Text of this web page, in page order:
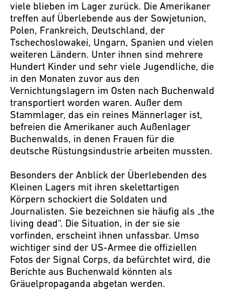
viele blieben im Lager zurück. Die Amerikaner
treffen auf Überlebende aus der Sowjetunion,
Polen, Frankreich, Deutschland, der
Tschechoslowakei, Ungarn, Spanien und vielen
weiteren Ländern. Unter ihnen sind mehrere
Hundert Kinder und sehr viele Jugendliche, die
in den Monaten zuvor aus den
Vernichtungslagern im Osten nach Buchenwald
transportiert worden waren. Außer dem
Stammlager, das ein reines Männerlager ist,
befreien die Amerikaner auch Außenlager
Buchenwalds, in denen Frauen für die
deutsche Rüstungsindustrie arbeiten mussten.
Besonders der Anblick der Überlebenden des
Kleinen Lagers mit ihren skelettartigen
Körpern schockiert die Soldaten und
Journalisten. Sie bezeichnen sie häufig als „the
living dead“. Die Situation, in der sie sie
vorfinden, erscheint ihnen unfassbar. Umso
wichtiger sind der US-Armee die offiziellen
Fotos der Signal Corps, da befürchtet wird, die
Berichte aus Buchenwald könnten als
Gräuelpropaganda abgetan werden.